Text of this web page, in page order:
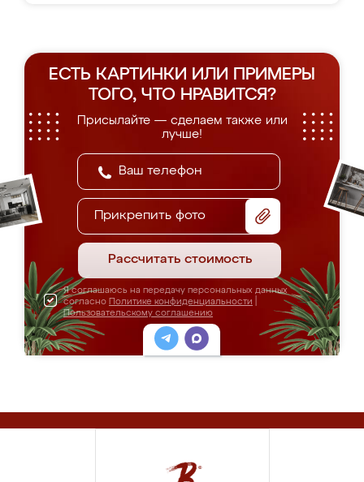
ЕСТЬ КАРТИНКИ ИЛИ ПРИМЕРЫ
ТОГО, ЧТО НРАВИТСЯ?
Присылайте — сделаем также или
лучше!
Прикрепить фото
Рассчитать стоимость
Я соглашаюсь на передачу персональных данных
согласно Политике конфиденциальности
Пользовательскому соглашению